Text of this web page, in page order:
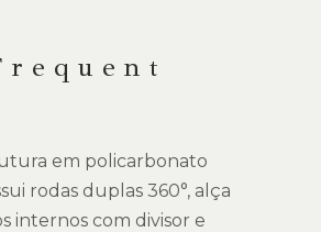
em policarbonato
rodas duplas 360°, alça
internos com divisor e